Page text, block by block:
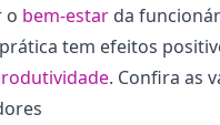
o bem-estar da
tem efeitos
. Confira as